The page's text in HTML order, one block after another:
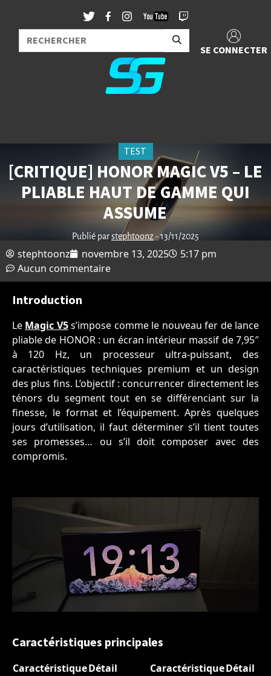
SE CONNECTER
TEST
[CRITIQUE] HONOR MAGIC V5 – LE
PLIABLE HAUT DE GAMME QUI
ASSUME
Publié parstephtoonz - 13/11/2025
stephtoonz novembre 13, 2025
5:17 pm
Aucun commentaire
Introduction
Le Magic V5s’impose comme le nouveau fer de lance
pliable de HONOR : un écran intérieur massif de 7,95″
à 120 Hz, un processeur ultra-puissant, des
caractéristiques techniques premium et un design
des plus fins. L’objectif : concurrencer directement les
ténors du segment tout en se différenciant sur la
finesse, le format et l’équipement. Après quelques
jours d’utilisation, il faut déterminer s’il tient toutes
ses promesses… ou s’il doit composer avec des
compromis.
Caractéristiques principales
CaractéristiqueDétail CaractéristiqueDétail